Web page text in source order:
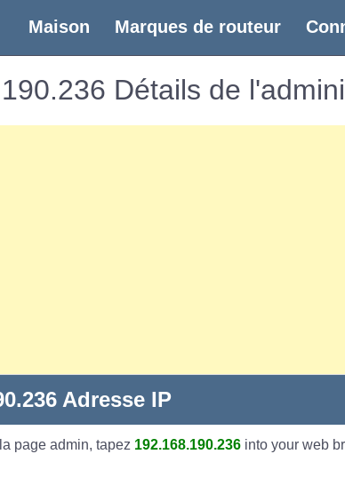
Maison (current)
Marques de routeur
Détails de
Adresse IP
page admin, tapez 192.168.190.236 into your web